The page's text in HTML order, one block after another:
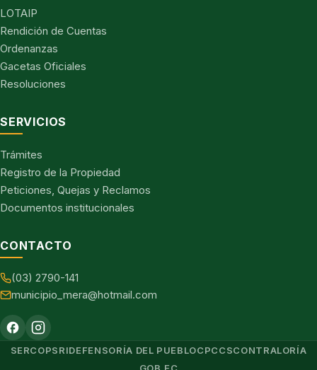
LOTAIP
Rendición de Cuentas
Ordenanzas
Gacetas Oficiales
Resoluciones
SERVICIOS
Trámites
Registro de la Propiedad
Peticiones, Quejas y Reclamos
Documentos institucionales
CONTACTO
(03) 2790-141
municipio_mera@hotmail.com
SERCOPSRIDEFENSORÍA DEL PUEBLOCPCCSCONTRALORÍA